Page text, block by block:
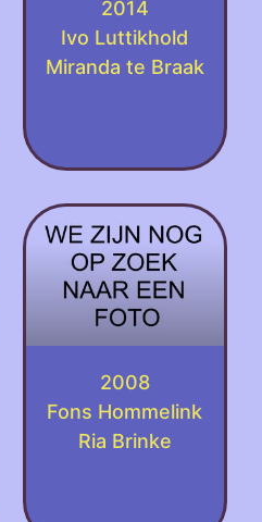
2014
Ivo Luttikhold
Miranda te Braak
2008
Fons Hommelink
Ria Brinke